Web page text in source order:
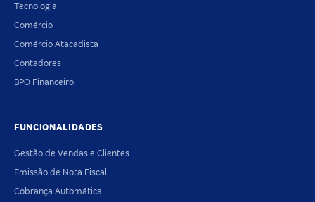
Tecnologia
Comércio
Comércio Atacadista
Contadores
BPO Financeiro
FUNCIONALIDADES
Gestão de Vendas e Clientes
Emissão de Nota Fiscal
Cobrança Automática